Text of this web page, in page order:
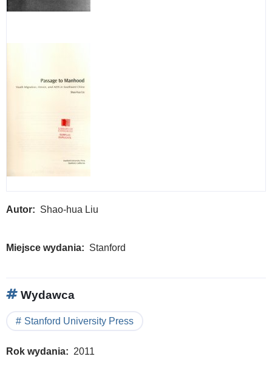
Autor Shao-hua Liu
Miejsce wydania Stanford
Wydawca
Stanford University Press
Rok wydania 2011